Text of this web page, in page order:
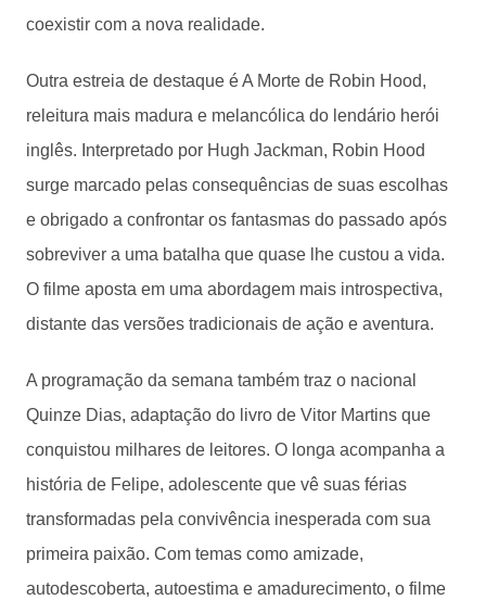
coexistir com a nova realidade.
Outra estreia de destaque é A Morte de Robin Hood,
releitura mais madura e melancólica do lendário herói
inglês. Interpretado por Hugh Jackman, Robin Hood
surge marcado pelas consequências de suas escolhas
e obrigado a confrontar os fantasmas do passado após
sobreviver a uma batalha que quase lhe custou a vida.
O filme aposta em uma abordagem mais introspectiva,
distante das versões tradicionais de ação e aventura.
A programação da semana também traz o nacional
Quinze Dias, adaptação do livro de Vitor Martins que
conquistou milhares de leitores. O longa acompanha a
história de Felipe, adolescente que vê suas férias
transformadas pela convivência inesperada com sua
primeira paixão. Com temas como amizade,
autodescoberta, autoestima e amadurecimento, o filme